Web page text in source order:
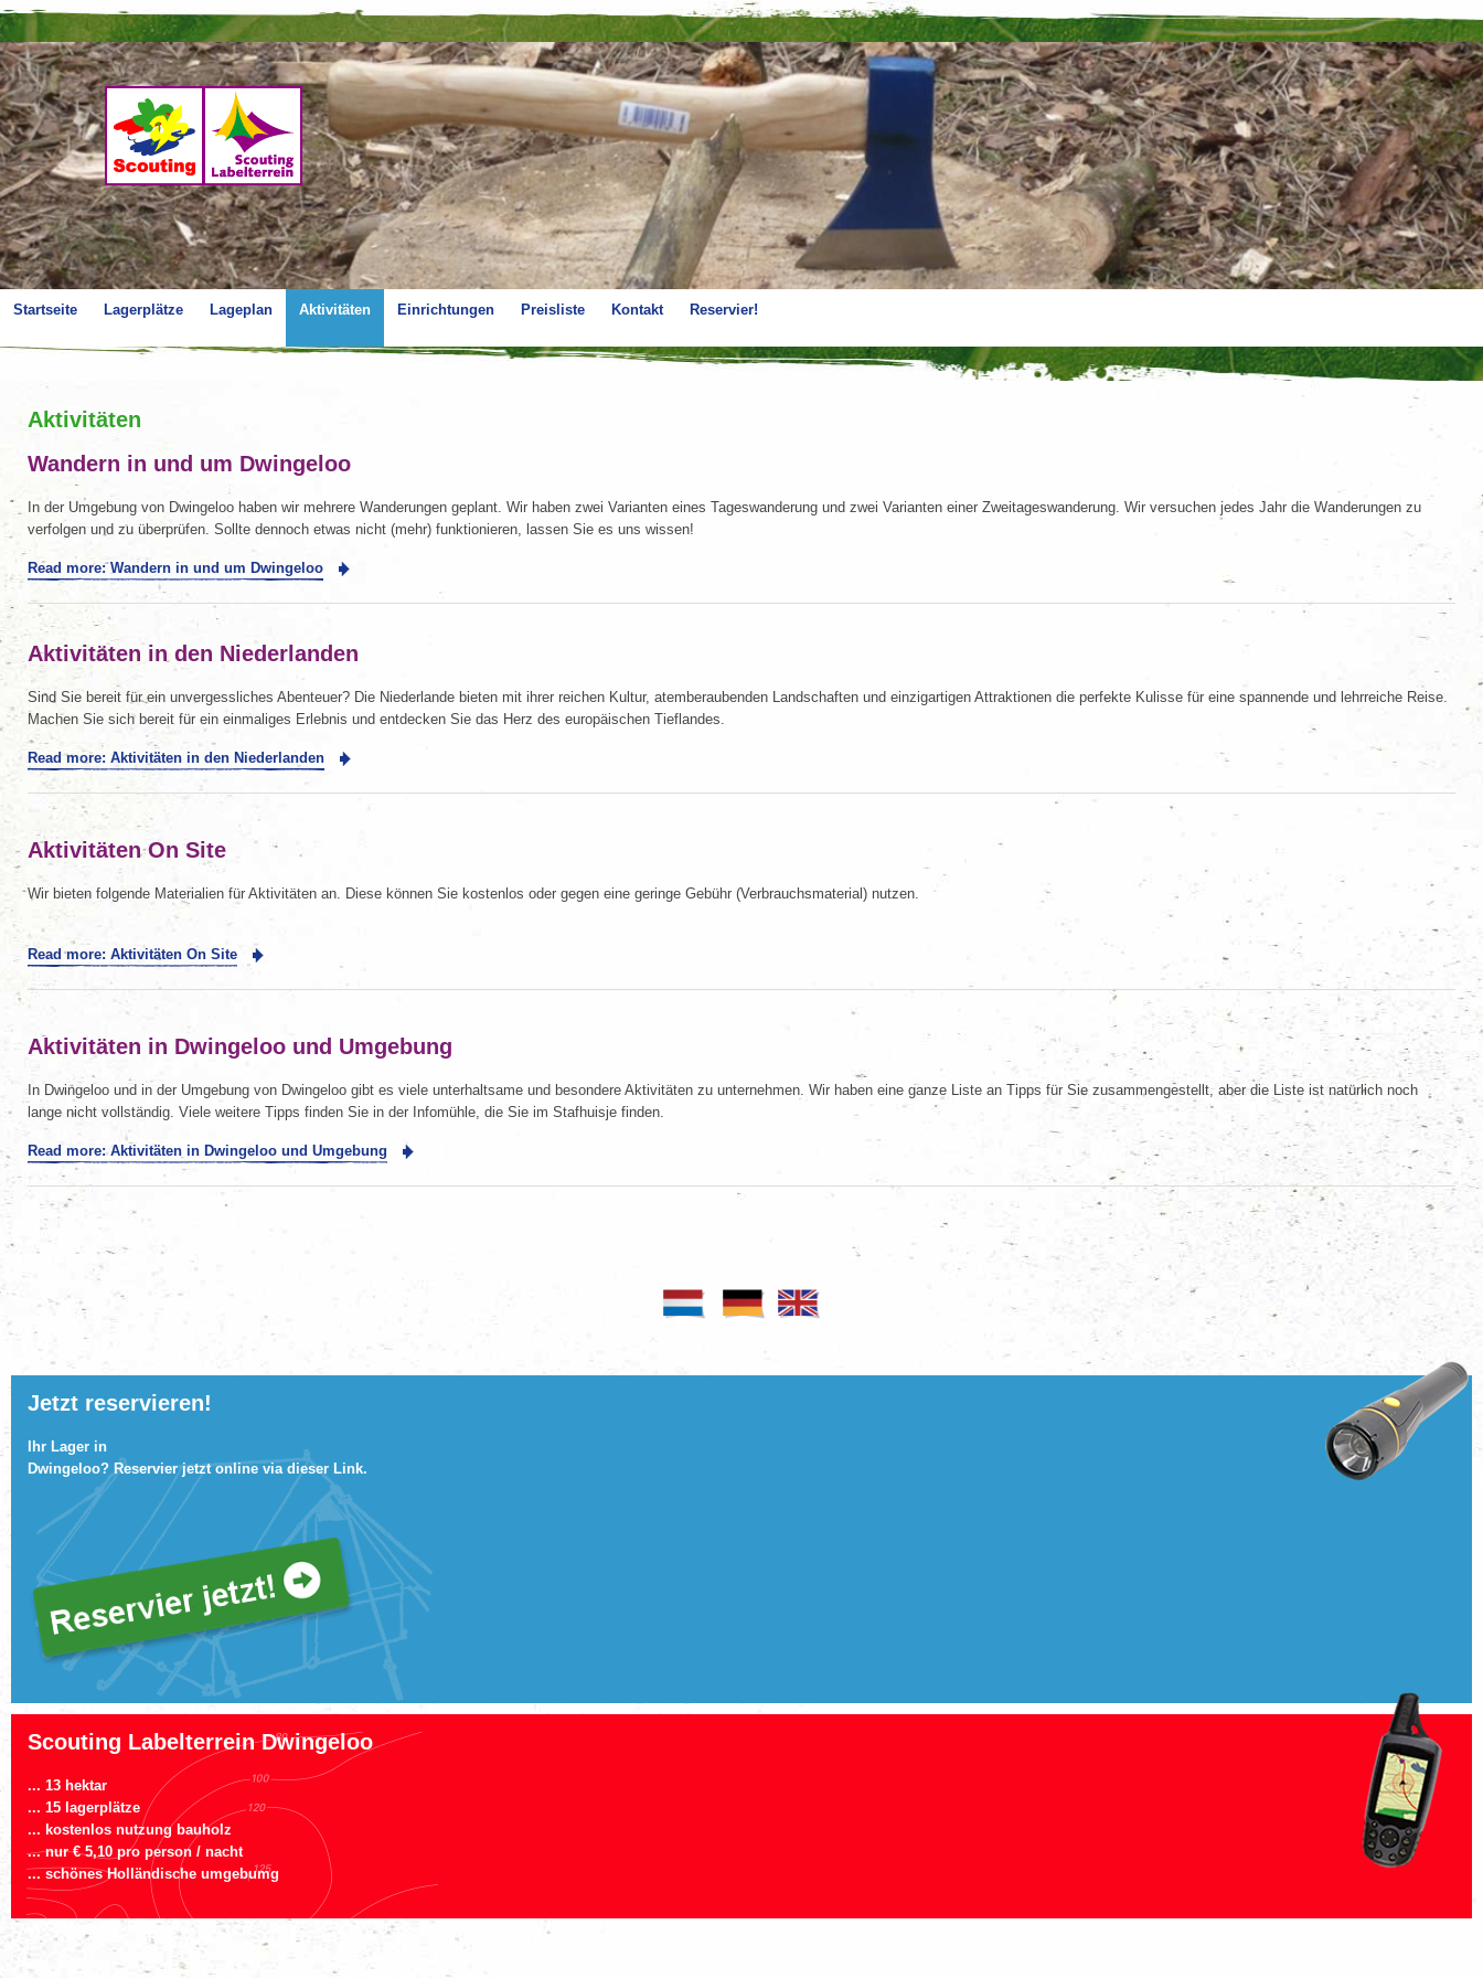
Startseite Lagerplätze Lageplan Aktivitäten Einrichtungen Preisliste Kontakt Reservier!
Aktivitäten
Wandern in und um Dwingeloo
In der Umgebung von Dwingeloo haben wir mehrere Wanderungen geplant. Wir haben zwei Varianten eines Tageswanderung und zwei Varianten einer Zweitageswanderung. Wir versuchen jedes Jahr die Wanderungen zu
verfolgen und zu überprüfen. Sollte dennoch etwas nicht (mehr) funktionieren, lassen Sie es uns wissen!
Read more: Wandern in und um Dwingeloo
Aktivitäten in den Niederlanden
Sind Sie bereit für ein unvergessliches Abenteuer? Die Niederlande bieten mit ihrer reichen Kultur, atemberaubenden Landschaften und einzigartigen Attraktionen die perfekte Kulisse für eine spannende und lehrreiche Reise.
Machen Sie sich bereit für ein einmaliges Erlebnis und entdecken Sie das Herz des europäischen Tieflandes.
Read more: Aktivitäten in den Niederlanden
Aktivitäten On Site
Wir bieten folgende Materialien für Aktivitäten an. Diese können Sie kostenlos oder gegen eine geringe Gebühr (Verbrauchsmaterial) nutzen.
Read more: Aktivitäten On Site
Aktivitäten in Dwingeloo und Umgebung
In Dwingeloo und in der Umgebung von Dwingeloo gibt es viele unterhaltsame und besondere Aktivitäten zu unternehmen. Wir haben eine ganze Liste an Tipps für Sie zusammengestellt, aber die Liste ist natürlich noch
lange nicht vollständig. Viele weitere Tipps finden Sie in der Infomühle, die Sie im Stafhuisje finden.
Read more: Aktivitäten in Dwingeloo und Umgebung
Jetzt reservieren!
Ihr Lager in
Dwingeloo? Reservier jetzt online via dieser Link.
Scouting Labelterrein Dwingeloo
... 13 hektar
... 15 lagerplätze
... kostenlos nutzung bauholz
... nur € 5,10 pro person / nacht
... schönes Holländische umgebumg